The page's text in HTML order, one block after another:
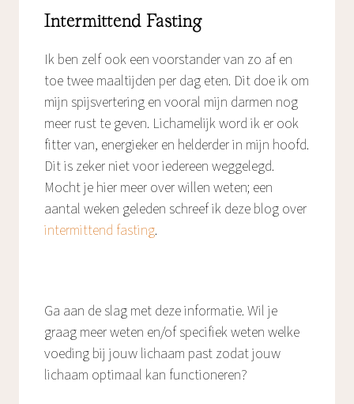
Intermittend Fasting
Ik ben zelf ook een voorstander van zo af en
toe twee maaltijden per dag eten. Dit doe ik om
mijn spijsvertering en vooral mijn darmen nog
meer rust te geven. Lichamelijk word ik er ook
fitter van, energieker en helderder in mijn hoofd.
Dit is zeker niet voor iedereen weggelegd.
Mocht je hier meer over willen weten; een
aantal weken geleden schreef ik deze blog over
intermittend fasting.
Ga aan de slag met deze informatie. Wil je
graag meer weten en/of specifiek weten welke
voeding bij jouw lichaam past zodat jouw
lichaam optimaal kan functioneren?